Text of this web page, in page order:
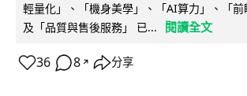
輕量化」、「機身美學」、「AI算力」、「
及「品質與售後服務」 已...
閱讀全文
36 8 ↗ 分享